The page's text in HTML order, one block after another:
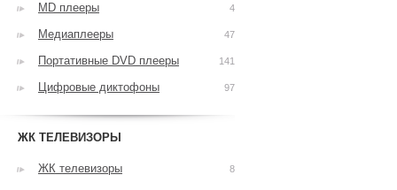
MD плееры 4
Медиаплееры 47
Портативные DVD плееры 141
Цифровые диктофоны 97
ЖК ТЕЛЕВИЗОРЫ
ЖК телевизоры 8